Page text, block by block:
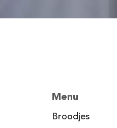
Menu
Broodjes